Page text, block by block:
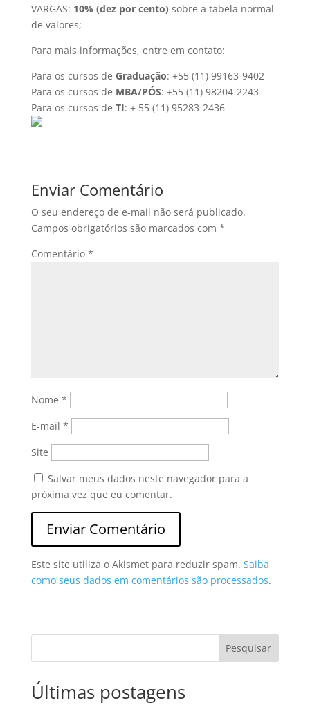
VARGAS: 10% (dez por cento) sobre a tabela normal
de valores;
Para mais informações, entre em contato:
Para os cursos de Graduação: +55 (11) 99163-9402
Para os cursos de MBA/PÓS: +55 (11) 98204-2243
Para os cursos de TI: + 55 (11) 95283-2436
Enviar Comentário
O seu endereço de e-mail não será publicado.
Campos obrigatórios são marcados com *
Comentário *
Nome *
E-mail *
Site
Salvar meus dados neste navegador para a
próxima vez que eu comentar.
Este site utiliza o Akismet para reduzir spam. Saiba
como seus dados em comentários são processados.
Pesquisar
Últimas postagens